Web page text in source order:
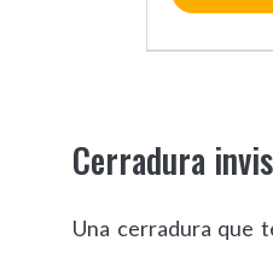
Cerradura
Una cerradura que